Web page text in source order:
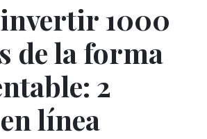
1000
de la forma
2
línea